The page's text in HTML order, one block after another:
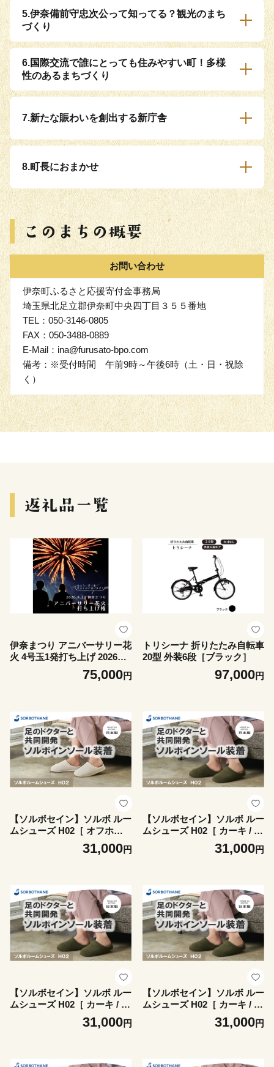
5.伊奈備前守忠次公って知ってる？観光のまち
づくり
6.国際交流で誰にとっても住みやすい町！多様
性のあるまちづくり
7.新たな賑わいを創出する新庁舎
8.町長におまかせ
お問い合わせ
伊奈町ふるさと応援寄付金事務局
埼玉県北足立郡伊奈町中央四丁目３５５番地
TEL：050-3146-0805
FAX：050-3488-0889
E-Mail：ina@furusato-bpo.com
備考：※受付時間 午前9時～午後6時（土・日・祝除
く）
伊奈まつり アニバーサリー花
火 4号玉1発打ち上げ 2026年8
月22日開催 花火大会 伊奈町
75,000円
トリシーナ 折りたたみ自転車
20型 外装6段［ブラック］
97,000円
【ソルボセイン】ソルボ ルー
ムシューズ H02［ オフホワ
31,000円
【ソルボセイン】ソルボ ルー
ムシューズ H02［ カーキ / 2
31,000円
【ソルボセイン】ソルボ ルー
ムシューズ H02［ カーキ / S
31,000円
【ソルボセイン】ソルボ ルー
ムシューズ H02［ カーキ / M
31,000円